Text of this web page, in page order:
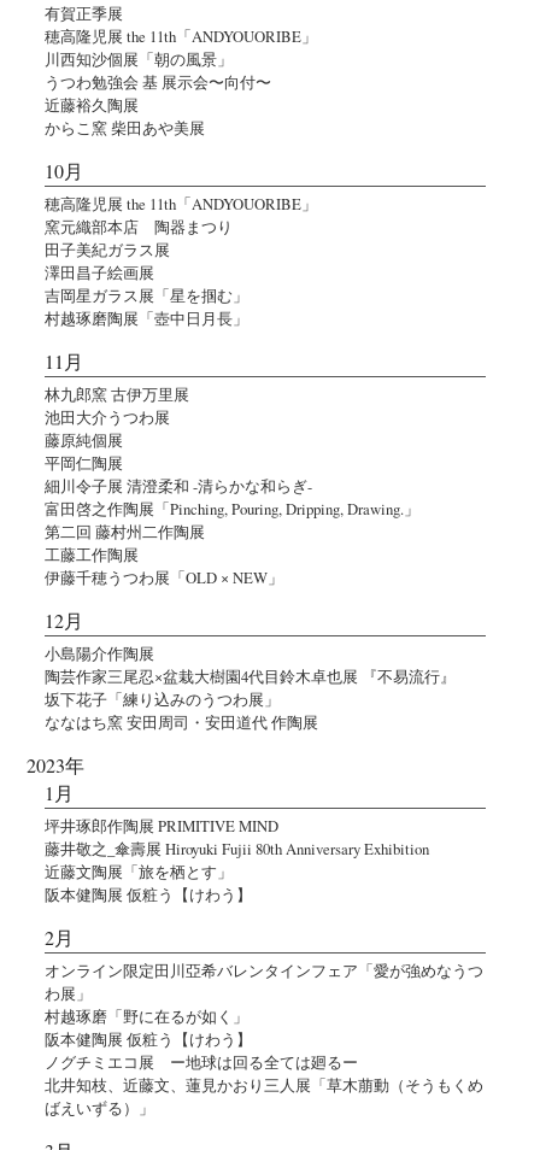
有賀正季展
穂高隆児展 the 11th「ANDYOUORIBE」
川西知沙個展「朝の風景」
うつわ勉強会 基 展示会〜向付〜
近藤裕久陶展
からこ窯 柴田あや美展
10月
穂高隆児展 the 11th「ANDYOUORIBE」
窯元織部本店 陶器まつり
田子美紀ガラス展
澤田昌子絵画展
吉岡星ガラス展「星を掴む」
村越琢磨陶展「壺中日月長」
11月
林九郎窯 古伊万里展
池田大介うつわ展
藤原純個展
平岡仁陶展
細川令子展 清澄柔和 -清らかな和らぎ-
富田啓之作陶展「Pinching, Pouring, Dripping, Drawing.」
第二回 藤村州二作陶展
工藤工作陶展
伊藤千穂うつわ展「OLD × NEW」
12月
小島陽介作陶展
陶芸作家三尾忍×盆栽大樹園4代目鈴木卓也展 『不易流行』
坂下花子「練り込みのうつわ展」
ななはち窯 安田周司・安田道代 作陶展
2023年
1月
坪井琢郎作陶展 PRIMITIVE MIND
藤井敬之_傘壽展 Hiroyuki Fujii 80th Anniversary Exhibition
近藤文陶展「旅を栖とす」
阪本健陶展 仮粧う【けわう】
2月
オンライン限定田川亞希バレンタインフェア「愛が強めなうつ
わ展」
村越琢磨「野に在るが如く」
阪本健陶展 仮粧う【けわう】
ノグチミエコ展 ー地球は回る全ては廻るー
北井知枝、近藤文、蓮見かおり三人展「草木萠動（そうもくめ
ばえいずる）」